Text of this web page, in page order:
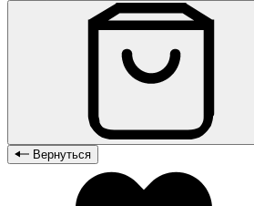
Вернуться